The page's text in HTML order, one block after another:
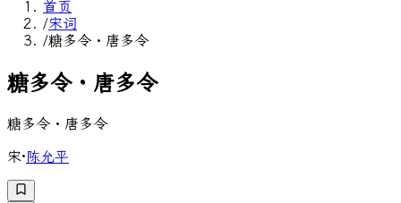
首页
/宋词
/糖多令・唐多令
糖多令・ 唐多令
糖多令・唐多令
宋·陈允平